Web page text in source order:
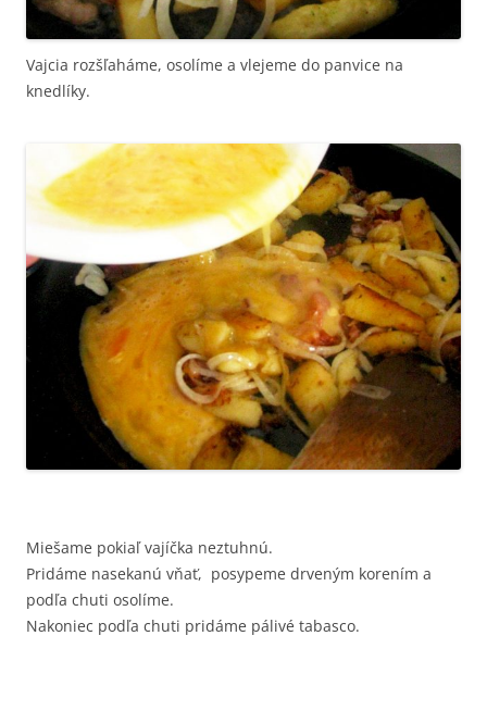
Vajcia rozšľaháme, osolíme a vlejeme do panvice na
knedlíky.
Miešame pokiaľ vajíčka neztuhnú.
Pridáme nasekanú vňať, posypeme drveným korením a
podľa chuti osolíme.
Nakoniec podľa chuti pridáme pálivé tabasco.